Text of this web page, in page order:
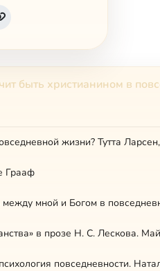
быть христианином в
жизни? Тутта
Грааф
в прозе Н. С. Лескова.
повседневности.